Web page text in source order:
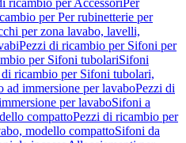
ricambio per AccessoriPer
per Per rubinetterie per
per zona lavabo, lavelli,
Pezzi di ricambio per Sifoni per
per Sifoni tubolariSifoni
di ricambio per Sifoni tubolari,
ad immersione per lavaboPezzi di
per lavaboSifoni a
compattoPezzi di ricambio per
modello compattoSifoni da